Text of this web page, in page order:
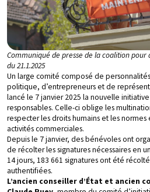
Communiqué de presse de la coalition
du 21.1.2025
Un large comité composé de
politique, d’entrepreneurs et de
lancé le 7 janvier 2025 la nouvelle
responsables. Celle-ci oblige les
respecter les droits humains et les
activités commerciales.
Depuis le 7 janvier, des bénévoles ont
de récolter les signatures nécessaires en
14 jours, 183 661 signatures ont été
authentifiées.
L’ancien conseiller d’État et ancien